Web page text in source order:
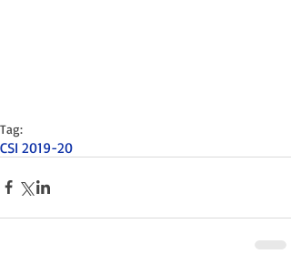
Tag:
CSI 2019-20